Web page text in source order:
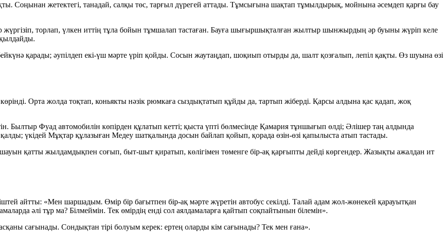
Соңынан жетектегі, танадай, салқы төс, тарғыл дүрегей аттады. Тұмсығына шақтап тұмылдырық, мойнына әсемдеп қарғы бау
жүргізіп, торлап, үлкен иттің тұла бойын тұмшалап тастаған. Бауға шығыршықталған жылтыр шынжырдың әр буыны жүріп келе
қарады; әупілдеп екі-үш мәрте үріп қойды. Сосын жаутаңдап, шоқиып отырды да, шалт қозғалып, лепіл қақты. Өз шуына өзі
Орта жолда тоқтап, коньякты нәзік рюмкаға сыздықтатып құйды да, тартып жіберді. Қарсы алдына қас қадап, жоқ
Былтыр Фуад автомобилін көпірден құлатып кетті; қыста үпті бөлмесінде Қамария тұншығып өлді; Әлішер таң алдында
үкідей Мұқтар құлазыған Медеу шатқалында досын байлап қойып, қорада өзін-өзі қапылыста атып тастады.
қатты жылдамдықпен соғып, быт-шыт қиратып, көлігімен төменге бір-ақ қарғыпты дейді көргендер. Жазықты ажалдан ит
айтты: «Мен шаршадым. Өмір бір бағытпен бір-ақ мәрте жүретін автобус секілді. Талай адам жол-жөнекей қарауытқан
әлі тұр ма? Білмеймін. Тек өмірдің енді сол аялдамаларға қайтып соқпайтынын білемін».
сағынады. Сондықтан тірі болуым керек: ертең оларды кім сағынады? Тек мен ғана».